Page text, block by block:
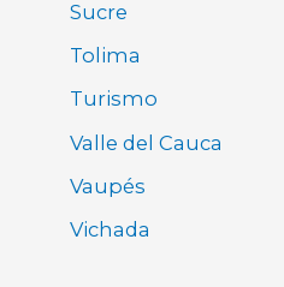
Sucre
Tolima
Turismo
Valle del Cauca
Vaupés
Vichada